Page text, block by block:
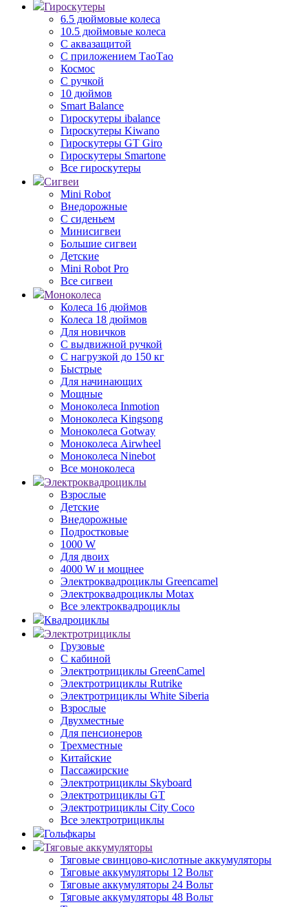
Гироскутеры
6.5 дюймовые колеса
10.5 дюймовые колеса
С аквазащитой
С приложением ТаоТао
Космос
С ручкой
10 дюймов
Smart Balance
Гироскутеры ibalance
Гироскутеры Kiwano
Гироскутеры GT Giro
Гироскутеры Smartone
Все гироскутеры
Сигвеи
Mini Robot
Внедорожные
С сиденьем
Минисигвеи
Большие сигвеи
Детские
Mini Robot Pro
Все сигвеи
Моноколеса
Колеса 16 дюймов
Колеса 18 дюймов
Для новичков
С выдвижной ручкой
С нагрузкой до 150 кг
Быстрые
Для начинающих
Мощные
Моноколеса Inmotion
Моноколеса Kingsong
Моноколеса Gotway
Моноколеса Airwheel
Моноколеса Ninebot
Все моноколеса
Электроквадроциклы
Взрослые
Детские
Внедорожные
Подростковые
1000 W
Для двоих
4000 W и мощнее
Электроквадроциклы Greencamel
Электроквадроциклы Motax
Все электроквадроциклы
Квадроциклы
Электротрициклы
Грузовые
С кабиной
Электротрициклы GreenCamel
Электротрициклы Rutrike
Электротрициклы White Siberia
Взрослые
Двухместные
Для пенсионеров
Трехместные
Китайские
Пассажирские
Электротрициклы Skyboard
Электротрициклы GT
Электротрициклы City Coco
Все электротрициклы
Гольфкары
Тяговые аккумуляторы
Тяговые свинцово-кислотные аккумуляторы
Тяговые аккумуляторы 12 Вольт
Тяговые аккумуляторы 24 Вольт
Тяговые аккумуляторы 48 Вольт